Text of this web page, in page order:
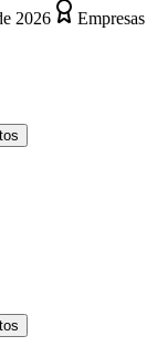
2026
Empresas